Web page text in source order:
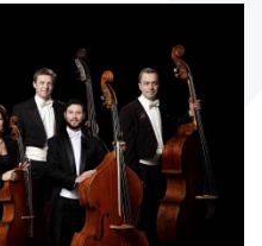
Saisonprogramm 26/27
JETZT ENTDECKEN